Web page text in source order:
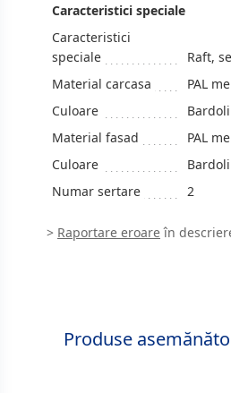
Caracteristici speciale
Caracteristici
speciale
Raft,
Material carcasa
PAL
Culoare
Material fasad
PAL
Culoare
Numar sertare
2
> Raportare eroareîn
Produse